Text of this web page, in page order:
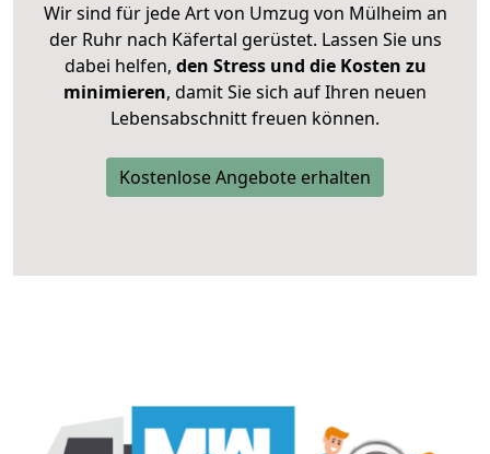
Wir sind für jede Art von Umzug von Mülheim an
der Ruhr nach Käfertal gerüstet. Lassen Sie uns
dabei helfen, den Stress und die Kosten zu
minimieren, damit Sie sich auf Ihren neuen
Lebensabschnitt freuen können.
Kostenlose Angebote erhalten